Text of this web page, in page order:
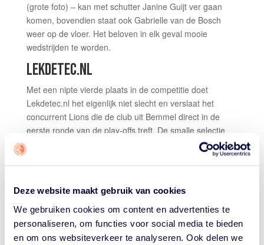
Deze website maakt gebruik van cookies
We gebruiken cookies om content en advertenties te
personaliseren, om functies voor social media te bieden
en om ons websiteverkeer te analyseren. Ook delen we
(grote foto) – kan met schutter Janine Guijt ver gaan
komen, bovendien staat ook Gabrielle van de Bosch
weer op de vloer. Het beloven in elk geval mooie
wedstrijden te worden.
LEKDETEC.NL
Met een nipte vierde plaats in de competitie doet
Lekdetec.nl het eigenlijk niet slecht en verslaat het
concurrent Lions die de club uit Bemmel direct in de
eerste ronde van de play-offs treft. De smalle selectie
vormt zeker een team, maar eigenlijk zijn niet alle
dat kan ze opbreken. De onbetwiste captain van het
team Lisanne de Jonge heeft alle hulp nodig, maar
wellicht kan coach Jeroen van Vugt nog tactisch
verrassen.